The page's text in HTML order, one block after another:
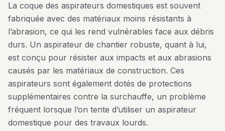
La coque des aspirateurs domestiques est souvent
fabriquée avec des matériaux moins résistants à
l’abrasion, ce qui les rend vulnérables face aux débris
durs. Un aspirateur de chantier robuste, quant à lui,
est conçu pour résister aux impacts et aux abrasions
causés par les matériaux de construction. Ces
aspirateurs sont également dotés de protections
supplémentaires contre la surchauffe, un problème
fréquent lorsque l’on tente d’utiliser un aspirateur
domestique pour des travaux lourds.